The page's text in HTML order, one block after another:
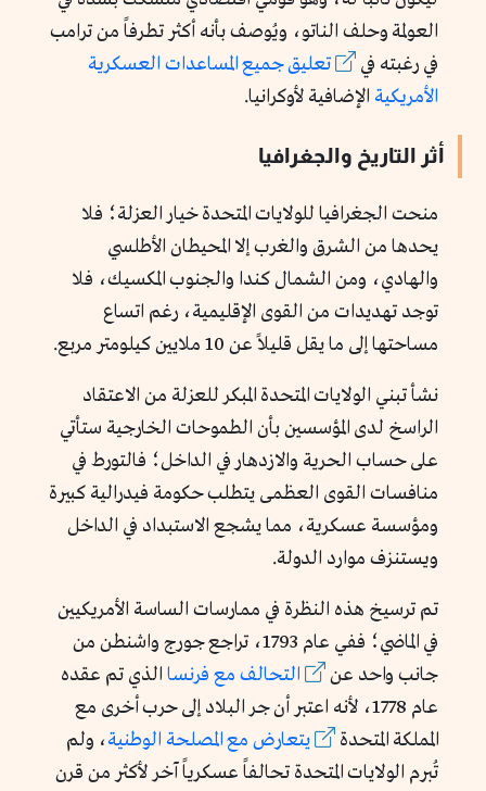
العولمة وحلف الناتو، ويُوصف بأنه أكثر تطرفاً من ترامب
في رغبته في
تعليق جميع المساعدات العسكرية
الأمريكية الإضافية لأوكرانيا.
أثر التاريخ والجغرافيا
منحت الجغرافيا للولايات المتحدة خيار العزلة؛ فلا
يحدها من الشرق والغرب إلا المحيطان الأطلسي
والهادي، ومن الشمال كندا والجنوب المكسيك، فلا
توجد تهديدات من القوى الإقليمية، رغم اتساع
مساحتها إلى ما يقل قليلاً عن 10 ملايين كيلومتر مربع.
نشأ تبني الولايات المتحدة المبكر للعزلة من الاعتقاد
الراسخ لدى المؤسسين بأن الطموحات الخارجية ستأتي
على حساب الحرية والازدهار في الداخل؛ فالتورط في
منافسات القوى العظمى يتطلب حكومة فيدرالية كبيرة
ومؤسسة عسكرية، مما يشجع الاستبداد في الداخل
ويستنزف موارد الدولة.
تم ترسيخ هذه النظرة في ممارسات الساسة الأمريكيين
في الماضي؛ ففي عام 1793، تراجع جورج واشنطن من
جانب واحد عن
التحالف مع فرنسا الذي تم عقده
عام 1778، لأنه اعتبر أن جر البلاد إلى حرب أخرى مع
المملكة المتحدة
يتعارض مع المصلحة الوطنية، ولم
تُبرم الولايات المتحدة تحالفاً عسكرياً آخر لأكثر من قرن